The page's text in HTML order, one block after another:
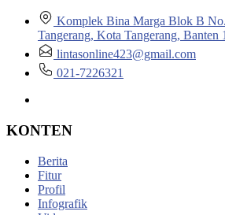
Komplek Bina Marga Blok B
Tangerang, Kota Tangerang, Banten
lintasonline423@gmail.com
021-7226321
KONTEN
Berita
Fitur
Profil
Infografik